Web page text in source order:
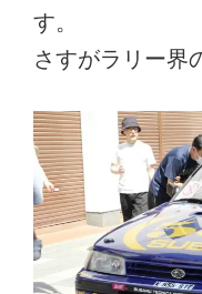
す。
さすがラリー界